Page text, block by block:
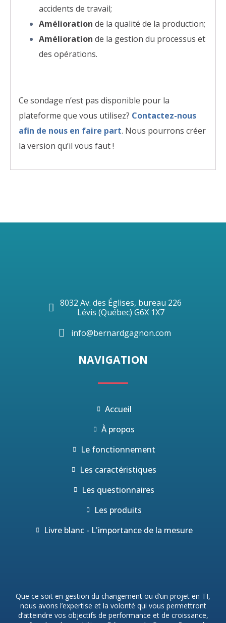
accidents de travail;
Amélioration de la qualité de la production;
Amélioration de la gestion du processus et
des opérations.
Ce sondage n’est pas disponible pour la
plateforme que vous utilisez? Contactez-nous
afin de nous en faire part. Nous pourrons créer
la version qu’il vous faut !
8032 Av. des Églises, bureau 226
Lévis (Québec) G6X 1X7
info@bernardgagnon.com
NAVIGATION
Accueil
À propos
Le fonctionnement
Les caractéristiques
Les questionnaires
Les produits
Livre blanc - L'importance de la mesure
Que ce soit en gestion du changement ou d’un projet en TI,
nous avons l’expertise et la volonté qui vous permettront
d’atteindre vos objectifs de performance et de croissance,